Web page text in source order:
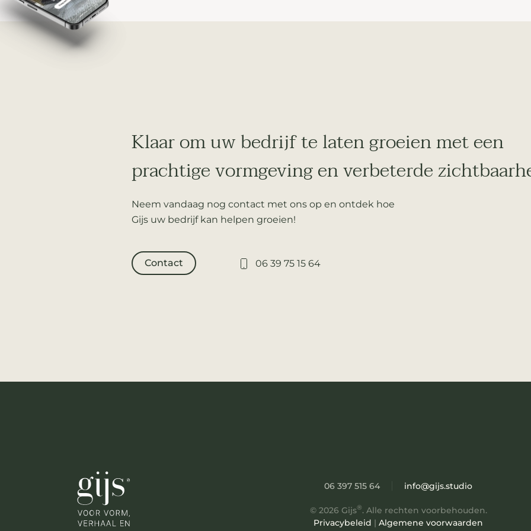
Klaar om uw bedrijf te laten groeien met een
prachtige vormgeving en verbeterde
Neem vandaag nog contact met ons op en ontdek hoe
Gijs uw bedrijf kan helpen groeien!
Contact 06 39 75 15 64
06 397 515 64 info@gijs.studio
© 2026 Gijs®. Alle rechten voorbehouden.
Privacybeleid | Algemene voorwaarden